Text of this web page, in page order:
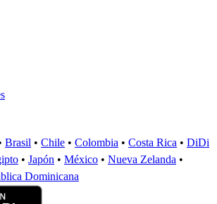
Brasil • Chile • Colombia • Costa Rica • DiDi
• Japón • México • Nueva Zelanda •
Dominicana